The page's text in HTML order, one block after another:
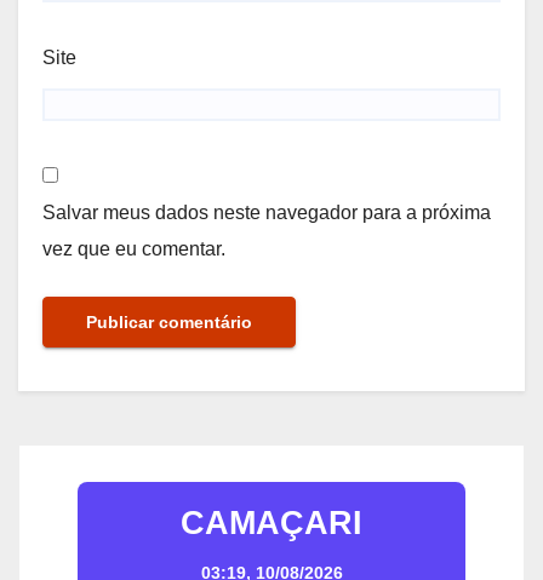
Site
Salvar meus dados neste navegador para a próxima
vez que eu comentar.
CAMAÇARI
03:19, 10/08/2026